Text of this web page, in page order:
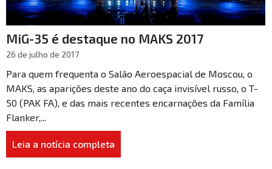
MiG-35 é destaque no MAKS 2017
26 de julho de 2017
Para quem frequenta o Salão Aeroespacial de Moscou, o
MAKS, as aparições deste ano do caça invisível russo, o T-
50 (PAK FA), e das mais recentes encarnações da Família
Flanker,...
Leia a notícia completa